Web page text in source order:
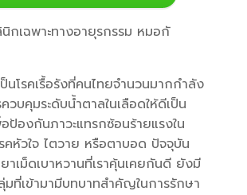
เฉพาะทางอายุรกรรม หมอกั
นโรคเรื้อรังที่คนไทยจำนวนมากกำลัง
บคุมระดับน้ำตาลในเลือดให้ดีเป็น
ป้องกันภาวะแทรกซ้อนร้ายแรงใน
คหัวใจ ไตวาย หรือตาบอด ปัจจุบัน
าเม็ดเบาหวานที่เราคุ้นเคยกันดี ยังมี
ที่เข้ามามีบทบาทสำคัญในการรักษา